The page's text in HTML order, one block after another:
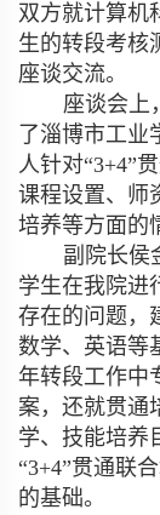
双方就计算机
生的转段考核
座谈交流。
座谈会上
了淄博市工
人针对“3+4”
课程设置、师
培养等方面的
副院长侯
学生在我院进
存在的问题，
数学、英语等
年转段工作中
案，还就贯通
学、技能培养
“3+4”贯通联
的基础。